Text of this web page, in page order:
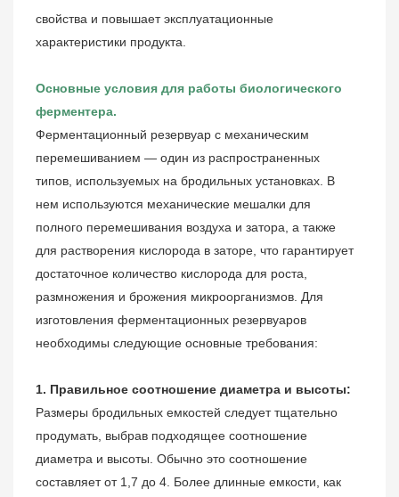
свойства и повышает эксплуатационные
характеристики продукта.
Основные условия для работы биологического
ферментера.
Ферментационный резервуар с механическим
перемешиванием — один из распространенных
типов, используемых на бродильных установках. В
нем используются механические мешалки для
полного перемешивания воздуха и затора, а также
для растворения кислорода в заторе, что гарантирует
достаточное количество кислорода для роста,
размножения и брожения микроорганизмов. Для
изготовления ферментационных резервуаров
необходимы следующие основные требования:
1. Правильное соотношение диаметра и высоты:
Размеры бродильных емкостей следует тщательно
продумать, выбрав подходящее соотношение
диаметра и высоты. Обычно это соотношение
составляет от 1,7 до 4. Более длинные емкости, как